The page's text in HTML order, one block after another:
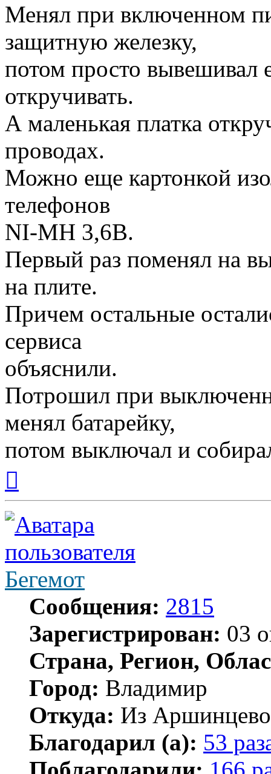
Менял при включенном
защитную железку,
потом просто вывешивал
откручивать.
А маленькая платка
проводах.
Можно еще картонкой
телефонов
NI-MH 3,6В.
Первый раз поменял на
на плите.
Причем остальные
сервиса
объяснили.
Потрошил при
менял батарейку,
потом выключал и
началу
Бегемот
Сообщения: 2815
Зарегистрирован: 03
Страна, Регион,
Город: Владимир
Откуда: Из
Благодарил (а): 53